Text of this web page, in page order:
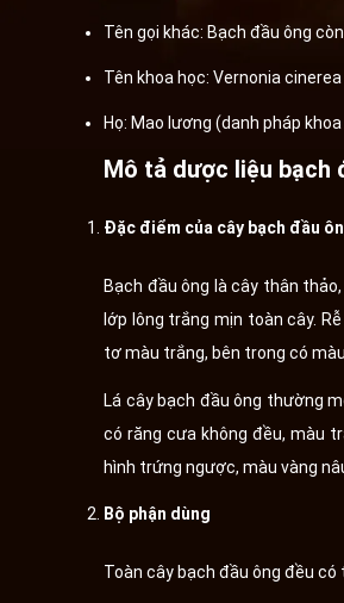
Tên gọi khác: Bạch đầu ông
Tên khoa học: Vernonia cinerea
Họ: Mao lương (danh pháp
Mô tả dược liệu bạch
Đặc điểm của cây bạch đầu
Bạch đầu ông là cây thân
lớp lông trắng mịn toàn cây.
tơ màu trắng, bên trong có
Lá cây bạch đầu ông thường
có răng cưa không đều, màu
hình trứng ngược, màu vàng
Bộ phận dùng
Toàn cây bạch đầu ông đều